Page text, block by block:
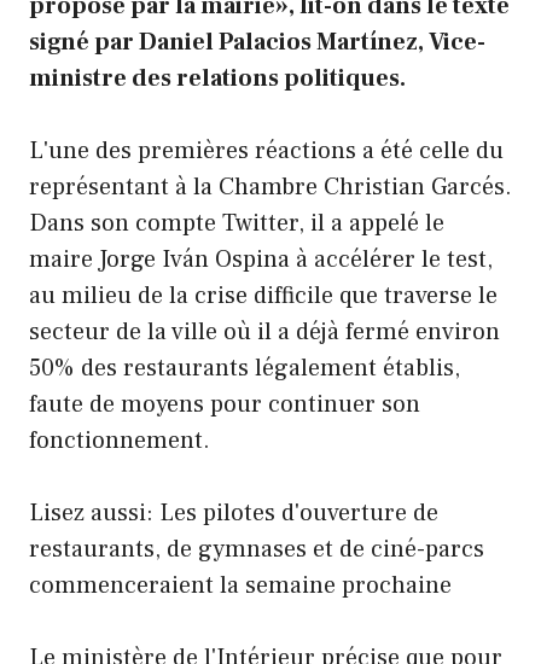
signé par Daniel Palacios Martínez, Vice-
ministre des relations politiques.
L'une des premières réactions a été celle du
représentant à la Chambre Christian Garcés.
Dans son compte Twitter, il a appelé le
maire Jorge Iván Ospina à accélérer le test,
au milieu de la crise difficile que traverse le
secteur de la ville où il a déjà fermé environ
50% des restaurants légalement établis,
faute de moyens pour continuer son
fonctionnement.
Lisez aussi: Les pilotes d'ouverture de
restaurants, de gymnases et de ciné-parcs
commenceraient la semaine prochaine
Le ministère de l'Intérieur précise que pour